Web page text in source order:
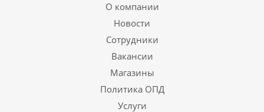
О компании
Новости
Сотрудники
Вакансии
Магазины
Политика ОПД
Услуги